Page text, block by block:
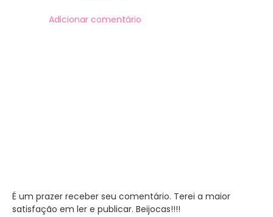
Adicionar comentário
É um prazer receber seu comentário. Terei a maior
satisfação em ler e publicar. Beijocas!!!!